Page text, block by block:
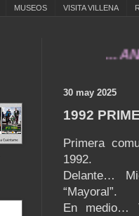
MUSEOS VISITA VILLENA
... ANÍMATE
30 may 2025
1992
Primera
1992.
Delante…
“Mayoral”.
En medio…